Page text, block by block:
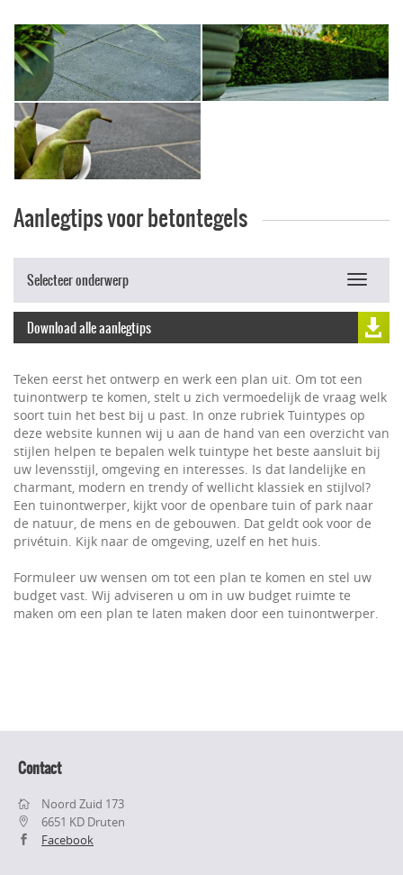
Aanlegtips voor betontegels
Selecteer onderwerp
Toggle
Download alle aanlegtips
Teken eerst het ontwerp en werk een plan uit. Om tot een
tuinontwerp te komen, stelt u zich vermoedelijk de vraag welk
soort tuin het best bij u past. In onze rubriek Tuintypes op
deze website kunnen wij u aan de hand van een overzicht van
stijlen helpen te bepalen welk tuintype het beste aansluit bij
uw levensstijl, omgeving en interesses. Is dat landelijke en
charmant, modern en trendy of wellicht klassiek en stijlvol?
Een tuinontwerper, kijkt voor de openbare tuin of park naar
de natuur, de mens en de gebouwen. Dat geldt ook voor de
privétuin. Kijk naar de omgeving, uzelf en het huis.
Formuleer uw wensen om tot een plan te komen en stel uw
budget vast. Wij adviseren u om in uw budget ruimte te
maken om een plan te laten maken door een tuinontwerper.
Contact
Noord Zuid 173
6651 KD Druten
Facebook